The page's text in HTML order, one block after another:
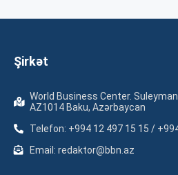
Şirkət
World Business Center.
AZ1014 Baku, Azərbaycan
Telefon: +994 12 497 15 15 /
Email: redaktor@bbn.az